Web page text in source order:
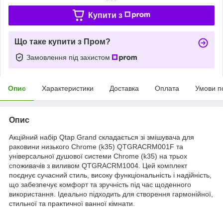
Купити з
Що таке купити з Пром?
Замовлення під захистом
Опис Характеристики Доставка Оплата Умови
Опис
Акційний набір Qtap Grand складається зі змішувача для
раковини низького Chrome (k35) QTGRACRM001F та
універсальної душової системи Chrome (k35) на трьох
споживачів з виливом QTGRACRM1004. Цей комплект
поєднує сучасний стиль, високу функціональність і надійність,
що забезпечує комфорт та зручність під час щоденного
використання. Ідеально підходить для створення гармонійної,
стильної та практичної ванної кімнати.